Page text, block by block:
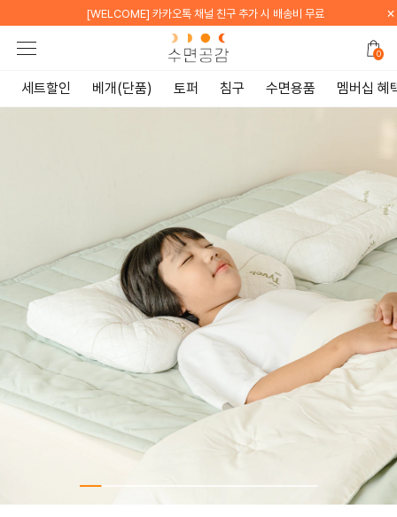
바닥 위에서도 "우유토퍼" × [WELCOME] 지금
0
세트할인 베개(단품) 토퍼 침구 수면용품 멤버십 혜